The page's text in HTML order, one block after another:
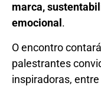
marca,
emocional .
O encontro
palestrantes
inspiradoras,